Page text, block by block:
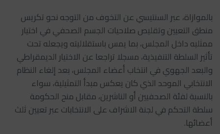
بالموازاة، عبر السنتيسي عن التخوف من التوجه نحو تكريس
منطق التعيين وتقليص صلاحيات الجسم الصحفي في اختيار
ممثليه داخل المجلس، بما يمس باستقلاليته ويجعله تحت
تأثير السلطة التنفيذية، مسجلا تراجعا عن الاختيار الديمقراطي
والبعد الجهوي في انتخاب أعضاء المجلس، بعد إلغاء النظام
الانتخابي الموحد الذي كان يعكس مبدأ التمثيلية، سواء
بالنسبة لفئة الصحفيين أو الناشرين، مقابل منح الحكومة
سلطة التحكم في لجنة الاشراف على الانتخابات عبر تعيين ثلث
أعضائها.